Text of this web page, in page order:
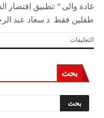
غادة والى ” :تطبيق اقتصار
طفلين فقط د سعاد عبد
التعليقاتعلى
توصيات
للبحوث
والجنائية
لمواجهة
بحث